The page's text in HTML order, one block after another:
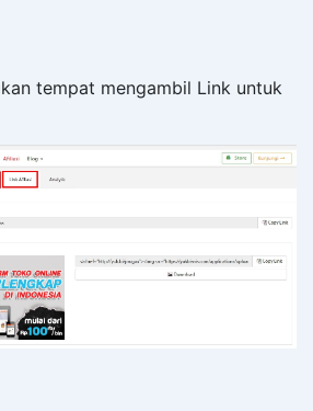
tempat mengambil Link untuk